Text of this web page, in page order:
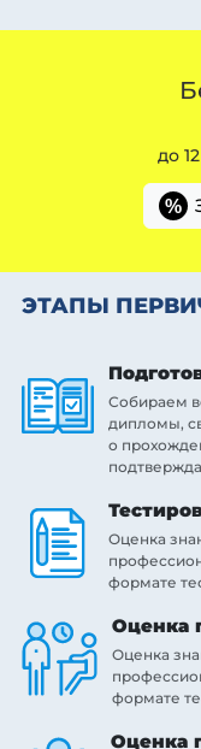
до
%
ЭТАПЫ
Собираем
дипломы,
о
Оценка
формате
Оценка
Оценка
формате
Оценка